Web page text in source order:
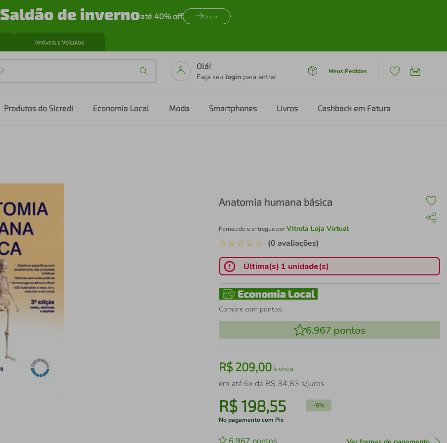
Saldão de invernoaté 40% off Quero
Imóveis e Veículos
Olá!
Faça seu login para entrar
Meus Pedidos
Produtos do Sicredi Economia Local Moda Smartphones Livros Cashback em Fatura
Anatomia humana básica
Fornecido e entregue porVitrola Loja Virtual
☆☆☆☆☆ (0 avaliações)
Última(s) 1 unidade(s)
Compre com pontos:
6.967 pontos
R$209,00à vista
em até 6x de R$ 34,83 s/juros
R$198,55 -5%
No pagamento com Pix